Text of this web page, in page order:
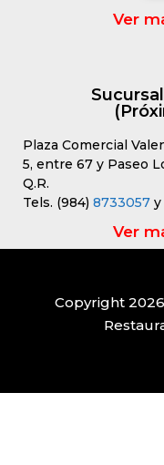
Ver
Plaza Comercial
5, entre 67 y Paseo
Q.R.
Tels. (984) 8733057 y
Ver
Copyright